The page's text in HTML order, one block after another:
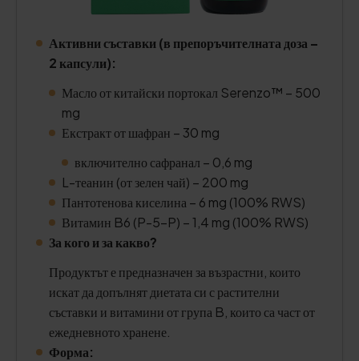
Активни съставки (в препоръчителната доза –
2 капсули):
Масло от китайски портокал Serenzo™ – 500
mg
Екстракт от шафран – 30 mg
включително сафранал – 0,6 mg
L-теанин (от зелен чай) – 200 mg
Пантотенова киселина – 6 mg (100% RWS)
Витамин B6 (P-5-P) – 1,4 mg (100% RWS)
За кого и за какво?
Продуктът е предназначен за възрастни, които
искат да допълнят диетата си с растителни
съставки и витамини от група B, които са част от
ежедневното хранене.
Форма: